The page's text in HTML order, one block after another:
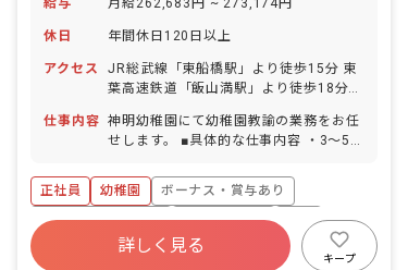
給与 月給262,683円 ~ 273,174円
休日 年間休日120日以上
アクセス
JR総武線「東船橋駅」より徒歩15分 東
葉高速鉄道「飯山満駅」より徒歩18分
1分 ■マイカー・バイク・自転車通勤
OK（駐車場完備）
仕事内容 神明幼稚園にて幼稚園教諭の業務をお任
せします。 ■具体的な仕事内容 ・3～5歳
案月案作成 ・その他幼稚園教諭として不
随する業務
正社員 幼稚園
ボーナス・賞与あり
年間休日120日以上
社会保険完備
福利厚生充実
退職金制度
昇給昇進あり
詳しく見る
キープ